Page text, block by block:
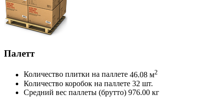
Палетт
Количество плитки на паллете 46.08 м2
Количество коробок на паллете 32 шт.
Средний вес паллеты (брутто) 976.00 кг